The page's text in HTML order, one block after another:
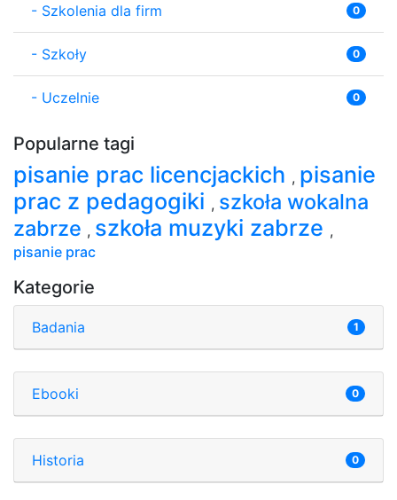
- Szkolenia dla firm 0
- Szkoły 0
- Uczelnie 0
Popularne tagi
pisanie prac licencjackich , pisanie
prac z pedagogiki , szkoła wokalna
zabrze , szkoła muzyki zabrze ,
pisanie prac
Kategorie
Badania 1
Ebooki 0
Historia 0